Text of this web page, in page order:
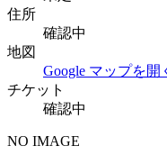
住所
確認中
地図
Google マップを開
チケット
確認中
NO IMAGE